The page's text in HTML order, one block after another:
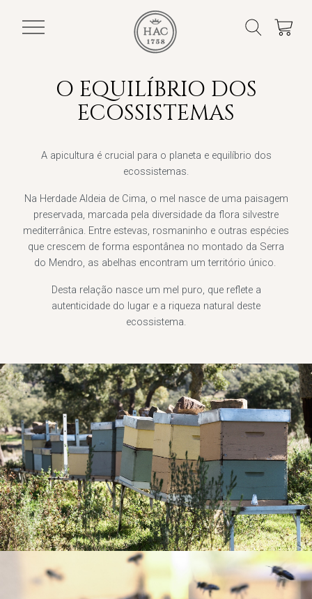
O EQUILÍBRIO DOS
ECOSSISTEMAS
A apicultura é crucial para o planeta e equilíbrio dos
ecossistemas.
Na Herdade Aldeia de Cima, o mel nasce de uma paisagem
preservada, marcada pela diversidade da flora silvestre
mediterrânica. Entre estevas, rosmaninho e outras espécies
que crescem de forma espontânea no montado da Serra
do Mendro, as abelhas encontram um território único.
Desta relação nasce um mel puro, que reflete a
autenticidade do lugar e a riqueza natural deste
ecossistema.